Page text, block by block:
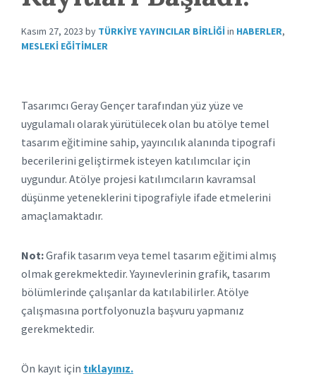
Kasım 27, 2023 by TÜRKIYE YAYINCILAR BIRLIĞIin HABERLER,
MESLEKI EĞITIMLER
Tasarımcı Geray Gençer tarafından yüz yüze ve
uygulamalı olarak yürütülecek olan bu atölye temel
tasarım eğitimine sahip, yayıncılık alanında tipografi
becerilerini geliştirmek isteyen katılımcılar için
uygundur. Atölye projesi katılımcıların kavramsal
düşünme yeteneklerini tipografiyle ifade etmelerini
amaçlamaktadır.
Not:Grafik tasarım veya temel tasarım eğitimi almış
olmak gerekmektedir. Yayınevlerinin grafik, tasarım
bölümlerinde çalışanlar da katılabilirler. Atölye
çalışmasına portfolyonuzla başvuru yapmanız
gerekmektedir.
Ön kayıt için tıklayınız.